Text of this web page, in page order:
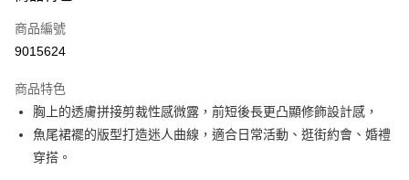
萊爾富取貨付款
付款後萊爾富取貨
每筆NT$60，滿NT$1,000(含以上)免運費
7-11取貨付款
商品編號
9015624
商品特色
胸上的透膚拼接剪裁性感微露，前短後長更凸顯修飾設計感，
魚尾裙襬的版型打造迷人曲線，適合日常活動、逛街約會、婚禮
穿搭。